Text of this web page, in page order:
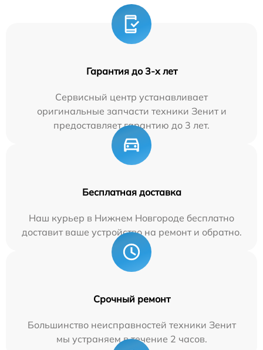
Гарантия до 3-х лет
Сервисный центр устанавливает
оригинальные запчасти техники Зенит и
предоставляет гарантию до 3 лет.
Бесплатная доставка
Наш курьер в Нижнем Новгороде бесплатно
доставит ваше устройство на ремонт и обратно.
Срочный ремонт
Большинство неисправностей техники Зенит
мы устраняем в течение 2 часов.